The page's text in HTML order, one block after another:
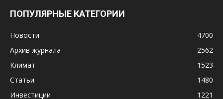
ПОПУЛЯРНЫЕ КАТЕГОРИИ
Новости
4700
Архив журнала
2562
Климат
1523
Статьи
1480
Инвестиции
1221